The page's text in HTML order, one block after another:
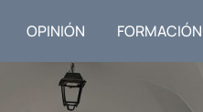
OPINIÓN FORMACIÓN